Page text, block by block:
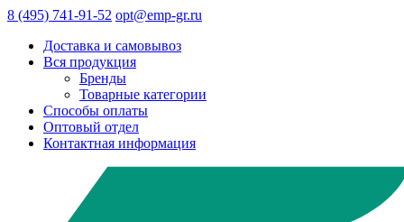
8 (495) 741-91-52 opt@emp-gr.ru
Доставка и самовывоз
Вся продукция
Бренды
Товарные категории
Способы оплаты
Оптовый отдел
Контактная информация